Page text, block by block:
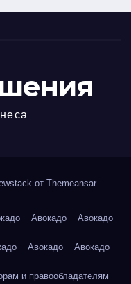
от Themeansar.
Авокадо Авокадо
Авокадо Авокадо
и правообладателям